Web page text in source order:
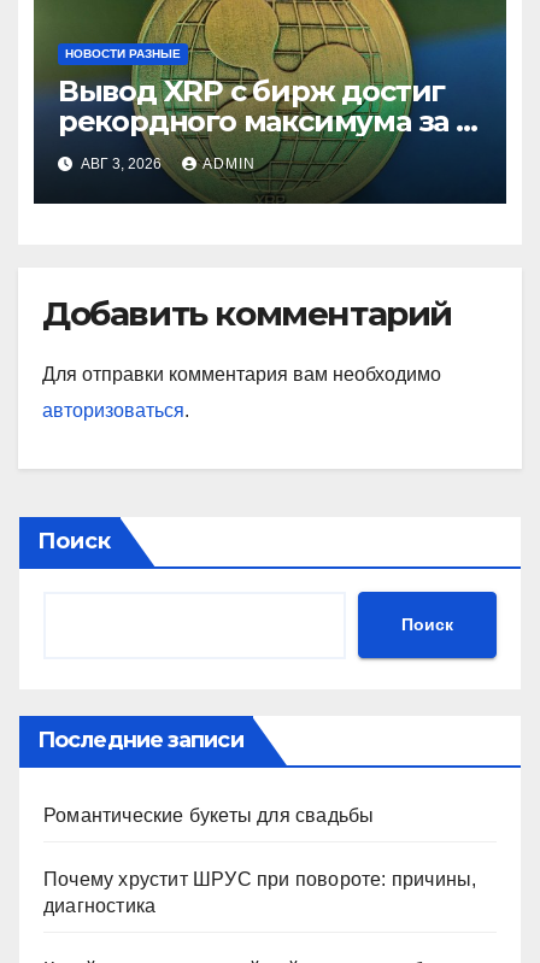
НОВОСТИ РАЗНЫЕ
Вывод XRP с бирж достиг
рекордного максимума за 5
летАВГ 3, 2026 ADMIN
Добавить комментарий
Для отправки комментария вам необходимо
авторизоваться.
Поиск
Поиск
Последние записи
Романтические букеты для свадьбы
Почему хрустит ШРУС при повороте: причины,
диагностика